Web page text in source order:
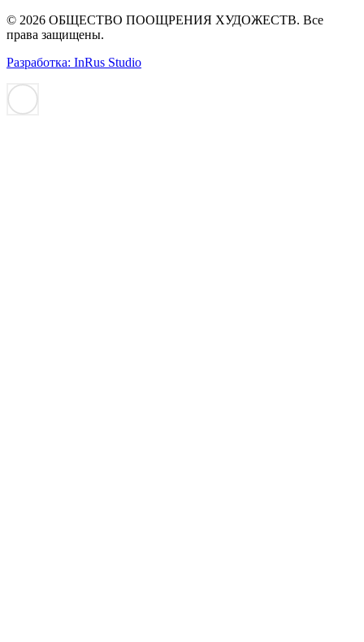
© 2026 ОБЩЕСТВО ПООЩРЕНИЯ ХУДОЖЕСТВ. Все
права защищены.
Разработка: InRus Studio